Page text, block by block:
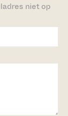
niet op